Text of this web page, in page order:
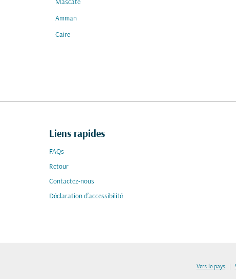
Mascate
Amman
Caire
Liens rapides
FAQs
Retour
Contactez-nous
Déclaration d’accessibilité
Vers le pays |